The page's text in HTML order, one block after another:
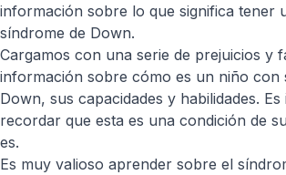
información sobre lo que significa tener
síndrome de Down.
Cargamos con una serie de prejuicios y
información sobre cómo es un niño con
Down, sus capacidades y habilidades.
recordar que esta es una condición de
es.
Es muy valioso aprender sobre el